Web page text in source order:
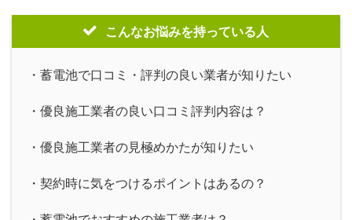
こんなお悩みを持っている人
・蓄電池で口コミ・評判の良い業者が知りたい
・優良施工業者の良い口コミ評判内容は？
・優良施工業者の見極めかたが知りたい
・契約時に気をつけるポイントはあるの？